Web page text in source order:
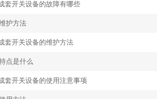
套开关设备的故障有哪些
护方法
套开关设备的维护方法
点是什么
套开关设备的使用注意事项